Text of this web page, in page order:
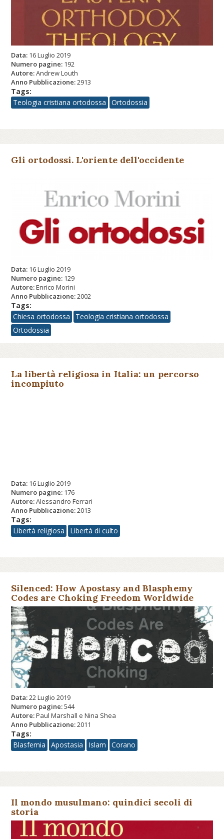
Data: 16 Luglio 2019
Numero pagine: 192
Autore:Andrew Louth
Anno Pubblicazione:2913
Tags:
Teologia cristiana ortodossa
Ortodossia
Gli ortodossi. L'oriente dell'occidente
Data: 16 Luglio 2019
Numero pagine: 129
Autore:Enrico Morini
Anno Pubblicazione:2002
Tags:
Chiesa ortodossa
Teologia cristiana ortodossa
Ortodossia
La libertà religiosa in Italia: un percorso
incompiuto
Data: 16 Luglio 2019
Numero pagine: 176
Autore:Alessandro Ferrari
Anno Pubblicazione:2013
Tags:
Libertà religiosa
Libertà di culto
Silenced: How Apostasy and Blasphemy
Codes are Choking Freedom Worldwide
Data:22 Luglio 2019
Numero pagine:544
Autore:Paul Marshall e Nina Shea
Anno Pubblicazione:2011
Tags:
Blasfemia
Apostasia Islam Corano
Il mondo musulmano: quindici secoli di
storia